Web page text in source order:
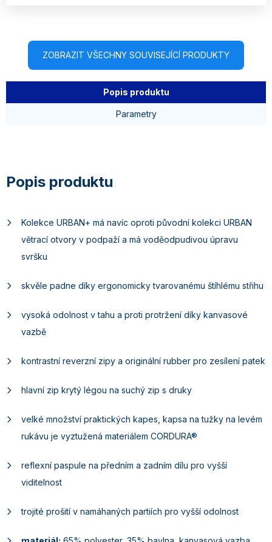
ZOBRAZIT VŠECHNY SOUVISEJÍCÍ PRODUKTY
Popis produktu
Parametry
Kolekce URBAN+ má navíc oproti původní kolekci URBAN
větrací otvory v podpaží a má voděodpudivou úpravu
svršku
skvěle padne díky ergonomicky tvarovanému štíhlému střihu
vysoká odolnost v tahu a proti protržení díky kanvasové
vazbě
kontrastní reverzní zipy a originální rubber pro zesílení patek
hlavní zip krytý légou na suchý zip s druky
velké množství praktických kapes, kapsa na tužky na levém
rukávu je vyztužená materiálem CORDURA®
reflexní paspule na předním a zadním dílu pro vyšší
viditelnost
trojité prošití v namáhaných partiích pro vyšší odolnost